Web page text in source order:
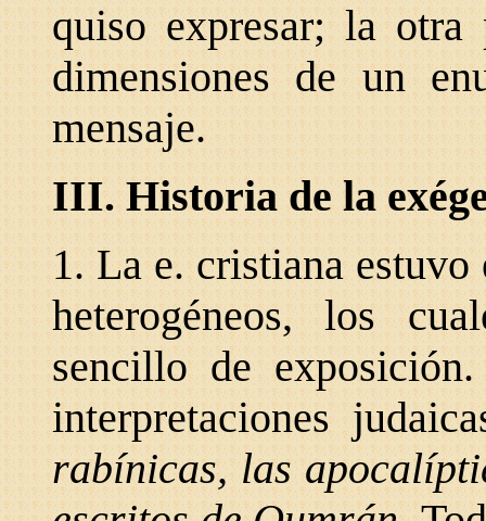
quiso expresar; la otra
dimensiones de un
mensaje.
III. Historia de la
1. La e. cristiana
heterogéneos, los
sencillo de
interpretaciones
rabínicas,las